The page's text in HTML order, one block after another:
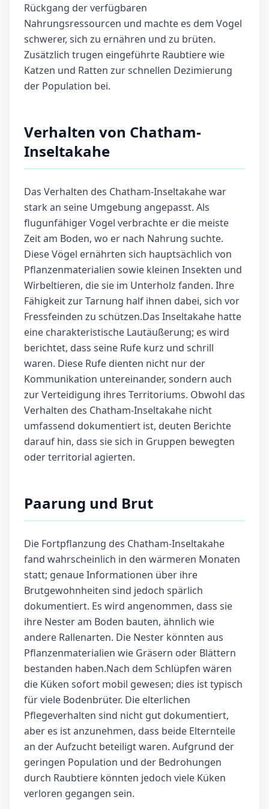
Rückgang der verfügbaren
Nahrungsressourcen und machte es dem Vogel
schwerer, sich zu ernähren und zu brüten.
Zusätzlich trugen eingeführte Raubtiere wie
Katzen und Ratten zur schnellen Dezimierung
der Population bei.
Verhalten von Chatham-
Inseltakahe
Das Verhalten des Chatham-Inseltakahe war
stark an seine Umgebung angepasst. Als
flugunfähiger Vogel verbrachte er die meiste
Zeit am Boden, wo er nach Nahrung suchte.
Diese Vögel ernährten sich hauptsächlich von
Pflanzenmaterialien sowie kleinen Insekten und
Wirbeltieren, die sie im Unterholz fanden. Ihre
Fähigkeit zur Tarnung half ihnen dabei, sich vor
Fressfeinden zu schützen.Das Inseltakahe hatte
eine charakteristische Lautäußerung; es wird
berichtet, dass seine Rufe kurz und schrill
waren. Diese Rufe dienten nicht nur der
Kommunikation untereinander, sondern auch
zur Verteidigung ihres Territoriums. Obwohl das
Verhalten des Chatham-Inseltakahe nicht
umfassend dokumentiert ist, deuten Berichte
darauf hin, dass sie sich in Gruppen bewegten
oder territorial agierten.
Paarung und Brut
Die Fortpflanzung des Chatham-Inseltakahe
fand wahrscheinlich in den wärmeren Monaten
statt; genaue Informationen über ihre
Brutgewohnheiten sind jedoch spärlich
dokumentiert. Es wird angenommen, dass sie
ihre Nester am Boden bauten, ähnlich wie
andere Rallenarten. Die Nester könnten aus
Pflanzenmaterialien wie Gräsern oder Blättern
bestanden haben.Nach dem Schlüpfen wären
die Küken sofort mobil gewesen; dies ist typisch
für viele Bodenbrüter. Die elterlichen
Pflegeverhalten sind nicht gut dokumentiert,
aber es ist anzunehmen, dass beide Elternteile
an der Aufzucht beteiligt waren. Aufgrund der
geringen Population und der Bedrohungen
durch Raubtiere könnten jedoch viele Küken
verloren gegangen sein.